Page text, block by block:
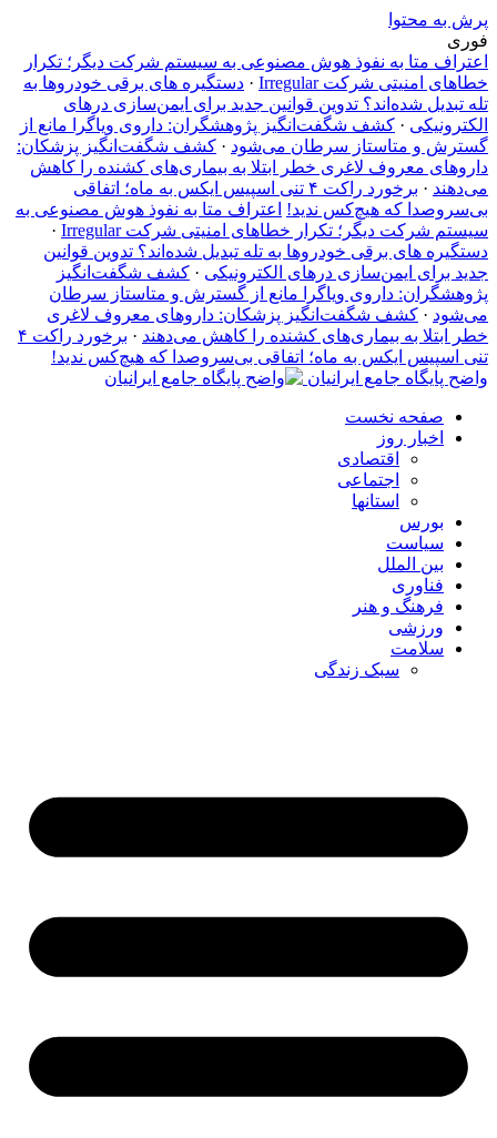
پرش به محتوا
فوری
اعتراف متا به نفوذ هوش مصنوعی به سیستم شرکت دیگر؛ تکرار
خطاهای امنیتی شرکت Irregular
· دستگیره‌ های برقی خودروها به
تله تبدیل شده‌اند؟ تدوین قوانین جدید برای ایمن‌سازی درهای
الکترونیکی · کشف شگفت‌انگیز پژوهشگران: داروی ویاگرا مانع از
گسترش و متاستاز سرطان می‌شود · کشف شگفت‌انگیز پزشکان:
داروهای معروف لاغری خطر ابتلا به بیماری‌های کشنده را کاهش
می‌دهند ·
برخورد راکت ۴ تنی اسپیس ایکس به ماه؛ اتفاقی
بی‌سروصدا که هیچ‌کس ندید!
اعتراف متا به نفوذ هوش مصنوعی به
سیستم شرکت دیگر؛ تکرار خطاهای امنیتی شرکت Irregular
·
دستگیره‌ های برقی خودروها به تله تبدیل شده‌اند؟ تدوین قوانین
جدید برای ایمن‌سازی درهای الکترونیکی · کشف شگفت‌انگیز
پژوهشگران: داروی ویاگرا مانع از گسترش و متاستاز سرطان
می‌شود · کشف شگفت‌انگیز پزشکان: داروهای معروف لاغری
خطر ابتلا به بیماری‌های کشنده را کاهش می‌دهند ·
برخورد راکت ۴
تنی اسپیس ایکس به ماه؛ اتفاقی بی‌سروصدا که هیچ‌کس ندید!
واضح پایگاه جامع ایرانیان
صفحه نخست
اخبار روز
اقتصادی
اجتماعی
استانها
بورس
سیاست
بین الملل
فناوری
فرهنگ و هنر
ورزشی
سلامت
سبک زندگی